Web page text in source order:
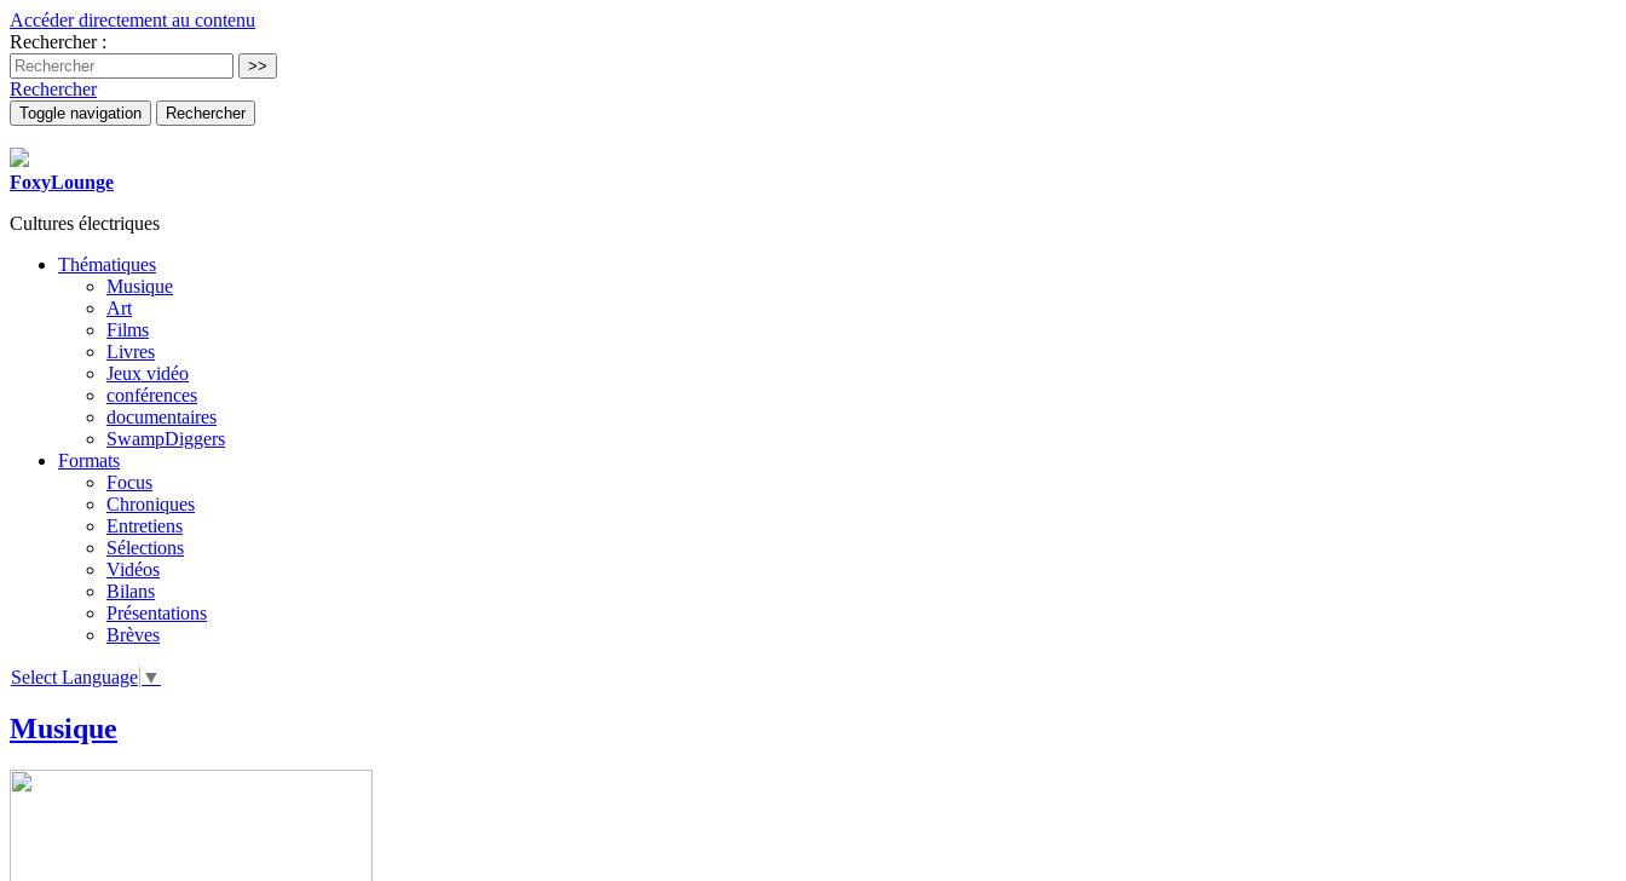
Accéder directement au contenu
Rechercher :
Rechercher
Toggle navigation Rechercher
FoxyLounge
Cultures électriques
Thématiques
Musique
Art
Films
Livres
Jeux vidéo
conférences
documentaires
SwampDiggers
Formats
Focus
Chroniques
Entretiens
Sélections
Vidéos
Bilans
Présentations
Brèves
Select Language ▼
Musique